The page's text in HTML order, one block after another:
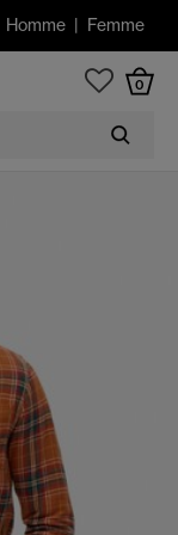
Homme| Femme
0